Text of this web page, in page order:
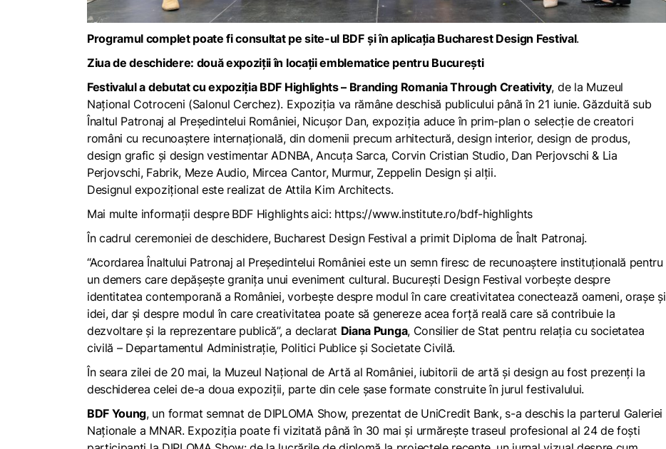
Programul complet poate fi consultat pesite-ul BDF și înaplicația Bucharest Design Festival.
Ziua de deschidere: două expoziții în locații emblematice pentru București
Festivalul a debutat cu expoziția BDF Highlights – Branding Romania Through Creativity, de la Muzeul
Național Cotroceni (Salonul Cerchez). Expoziția va rămâne deschisă publicului până în 21 iunie. Găzduită sub
Înaltul Patronaj al Preşedintelui României, Nicuşor Dan, expoziția aduce în prim-plan o selecție de creatori
români cu recunoaştere internațională, din domenii precum arhitectură, design interior, design de produs,
design grafic şi design vestimentar ADNBA, Ancuța Sarca, Corvin Cristian Studio, Dan Perjovschi & Lia
Perjovschi, Fabrik, Meze Audio, Mircea Cantor, Murmur, Zeppelin Design şi alții.
Designul expozițional este realizat de Attila Kim Architects.
Mai multe informații despre BDF Highlightsaici: https://www.institute.ro/bdf-highlights
În cadrul ceremoniei de deschidere, Bucharest Design Festival a primit Diploma de Înalt Patronaj.
“Acordarea Înaltului Patronaj al Președintelui României este un semn firesc de recunoaștere instituțională pentru
un demers care depășește granița unui eveniment cultural. București Design Festival vorbește despre
identitatea contemporană a României, vorbește despre modul în care creativitatea conectează oameni, orașe și
idei, dar și despre modul în care creativitatea poate să genereze acea forță reală care să contribuie la
dezvoltare și la reprezentare publică”,a declarat Diana Punga, Consilier de Stat pentru relația cu societatea
civilă – Departamentul Administrație, Politici Publice și Societate Civilă.
În seara zilei de 20 mai, la Muzeul Național de Artă al României, iubitorii de artă și design au fost prezenți la
deschiderea celei de-a doua expoziții, parte din cele șase formate construite în jurul festivalului.
BDF Young, un format semnat de DIPLOMA Show, prezentat de UniCredit Bank, s-a deschis la parterul Galeriei
Naționale a MNAR. Expoziția poate fi vizitată până în 30 mai și urmăreşte traseul profesional al 24 de foşti